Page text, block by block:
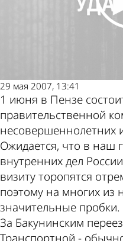
29 мая 2007, 13:41
1 июня в Пензе
правительственной
несовершеннолетних
Ожидается, что в наш
внутренних дел
визиту торопятся
поэтому на многих из
значительные пробки.
За Бакунинским
Транспортной -